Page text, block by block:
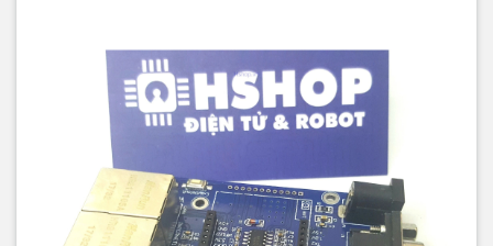
Emission power 12-15DBM
Interface 10/100Mbps LAN/WAN multiplex interface
WIFI work mode Client/AP/Router
WDS Function Support WDS wireless bridge connection
Wireless security
Wireless MAC address filtering
Wireless security function switch
64/128/152 bit WEP encryption
WPA-PSK/WPA2-PSK、WPA/WPA2 security mechanism